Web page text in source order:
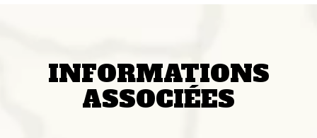
INFORMATIONS
ASSOCIÉES